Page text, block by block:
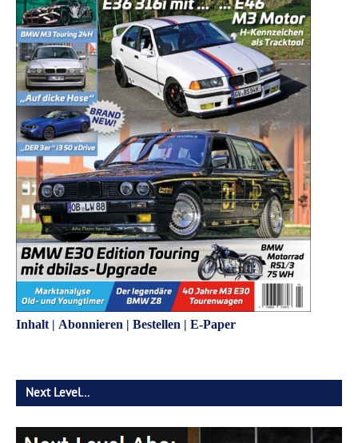
Inhalt | Abonnieren | Bestellen | E-Paper
Next Level…